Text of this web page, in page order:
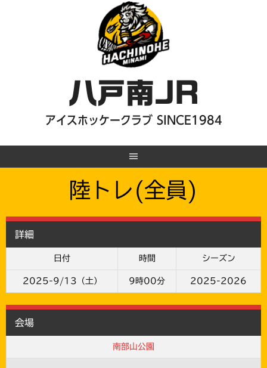
八戸南JR
アイスホッケークラブ SINCE1984
陸トレ(全員)
詳細
日付 時間 シーズン
2025-9/13（土） 9時00分 2025-2026
会場
南部山公園